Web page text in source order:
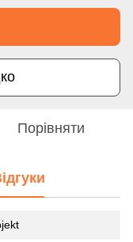
Порівняти